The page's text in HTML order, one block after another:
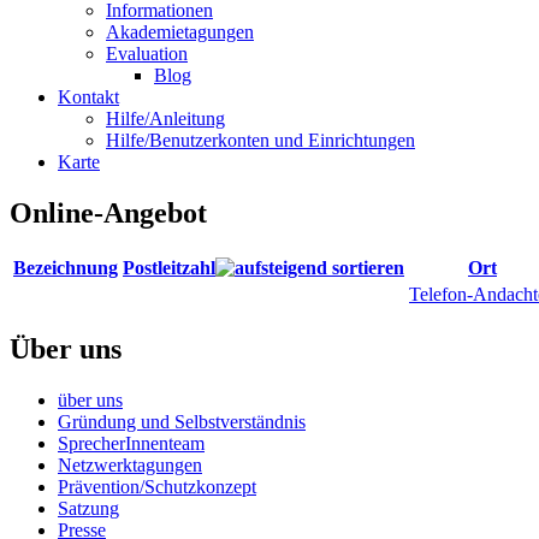
Informationen
Akademietagungen
Evaluation
Blog
Kontakt
Hilfe/Anleitung
Hilfe/Benutzerkonten und Einrichtungen
Karte
Online-Angebot
Bezeichnung Postleitzahl
Ort
Telefon-
Über uns
über uns
Gründung und Selbstverständnis
SprecherInnenteam
Netzwerktagungen
Prävention/Schutzkonzept
Satzung
Presse